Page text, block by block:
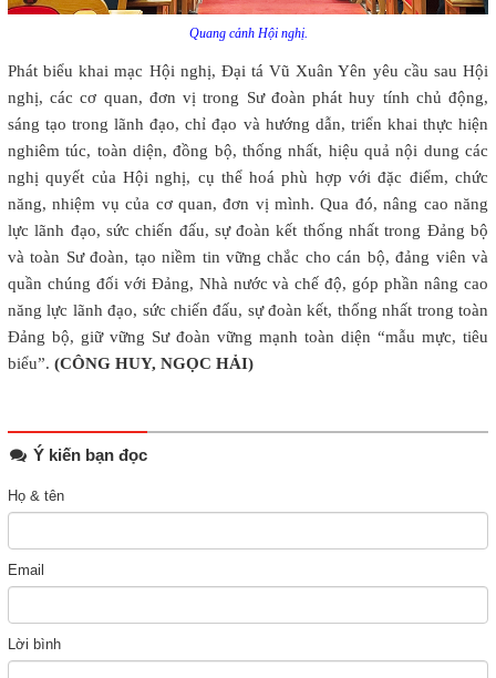
Quang cảnh Hội nghị.
Phát biểu khai mạc Hội nghị, Đại tá Vũ Xuân Yên yêu cầu sau Hội
nghị, các cơ quan, đơn vị trong Sư đoàn phát huy tính chủ động,
sáng tạo trong lãnh đạo, chỉ đạo và hướng dẫn, triển khai thực hiện
nghiêm túc, toàn diện, đồng bộ, thống nhất, hiệu quả nội dung các
nghị quyết của Hội nghị, cụ thể hoá phù hợp với đặc điểm, chức
năng, nhiệm vụ của cơ quan, đơn vị mình. Qua đó, nâng cao năng
lực lãnh đạo, sức chiến đấu, sự đoàn kết thống nhất trong Đảng bộ
và toàn Sư đoàn, tạo niềm tin vững chắc cho cán bộ, đảng viên và
quần chúng đối với Đảng, Nhà nước và chế độ, góp phần nâng cao
năng lực lãnh đạo, sức chiến đấu, sự đoàn kết, thống nhất trong toàn
Đảng bộ, giữ vững Sư đoàn vững mạnh toàn diện “mẫu mực, tiêu
biểu”. (CÔNG HUY, NGỌC HẢI)
Ý kiến bạn đọc
Họ & tên
Email
Lời bình